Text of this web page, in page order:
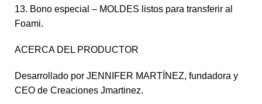
13. Bono especial – MOLDES listos para transferir al
Foami.
ACERCA DEL PRODUCTOR
Desarrollado por JENNIFER MARTÍNEZ, fundadora y
CEO de Creaciones Jmartinez.